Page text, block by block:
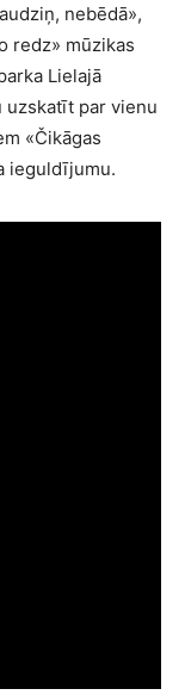
nebēdā»,
redz» mūzikas
Lielajā
uzskatīt par vienu
«Čikāgas
ieguldījumu.